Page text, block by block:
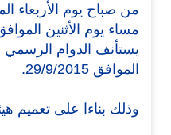
يستأنف الدوام الرسمي
الموافق 29/9/2015.
وذلك بناءا على تعميم